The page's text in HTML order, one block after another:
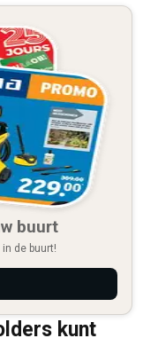
buurt
de buurt!
kunt